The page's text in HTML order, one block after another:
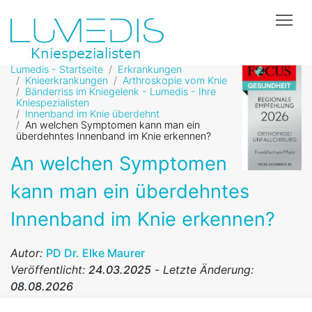
Lumedis - Startseite
Erkrankungen
Knieerkrankungen
Arthroskopie vom Knie
Bänderriss im Kniegelenk - Lumedis - Ihre
Kniespezialisten
Innenband im Knie überdehnt
An welchen Symptomen kann man ein
überdehntes Innenband im Knie erkennen?
An welchen Symptomen
kann man ein überdehntes
Innenband im Knie erkennen?
Autor: PD Dr. Elke Maurer
Veröffentlicht: 24.03.2025 - Letzte Änderung:
08.08.2026